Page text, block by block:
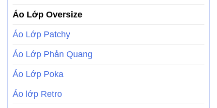
Áo Lớp Oversize
Áo Lớp Patchy
Áo Lớp Phản Quang
Áo Lớp Poka
Áo lớp Retro